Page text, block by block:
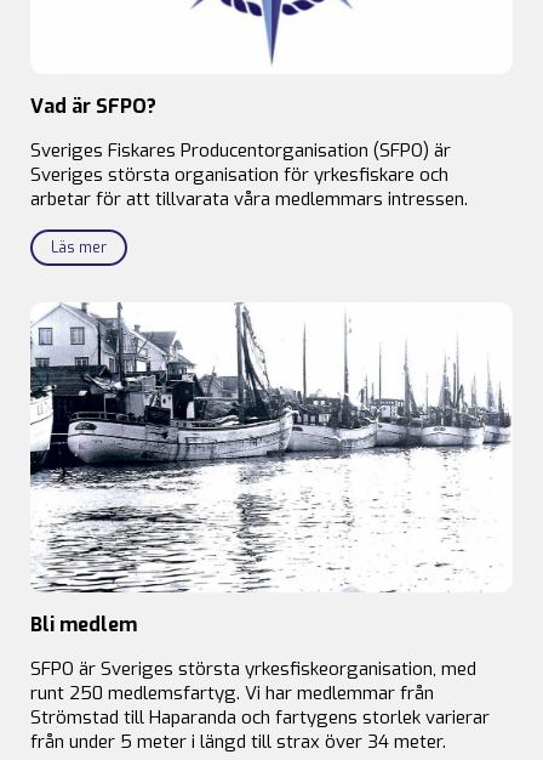
Vad är SFPO?
Sveriges Fiskares Producentorganisation (SFPO) är
Sveriges största organisation för yrkesfiskare och
arbetar för att tillvarata våra medlemmars intressen.
Läs mer
Bli medlem
SFPO är Sveriges största yrkesfiskeorganisation, med
runt 250 medlemsfartyg. Vi har medlemmar från
Strömstad till Haparanda och fartygens storlek varierar
från under 5 meter i längd till strax över 34 meter.